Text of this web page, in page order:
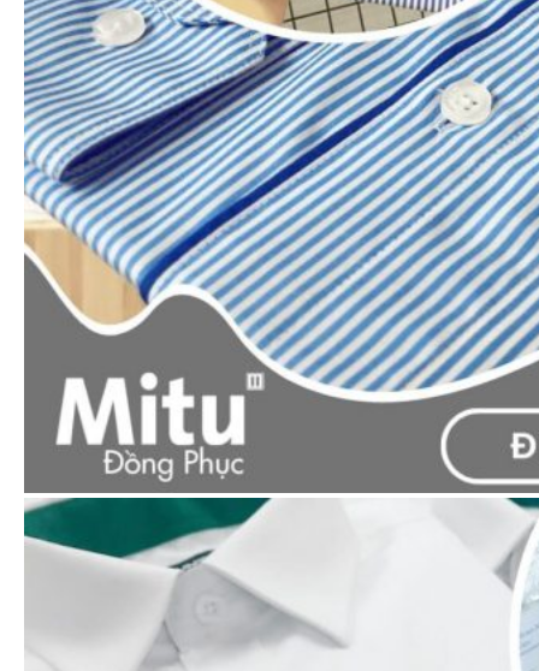
Áo thun polo
Áo thun cổ trụ 2 sọc nhỏ (Đủ 7 màu sọc nhỏ)
65.000₫